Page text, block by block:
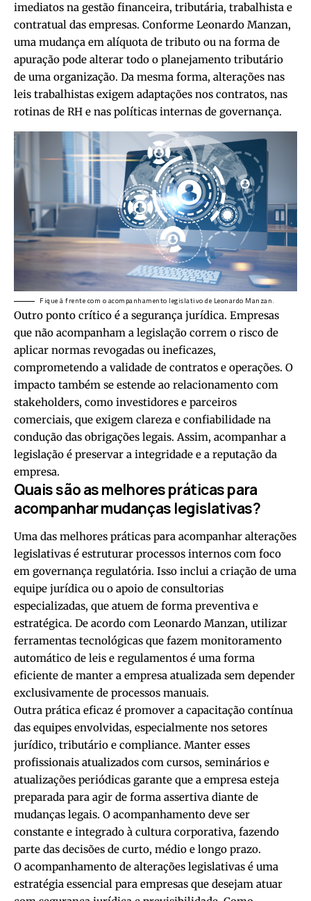
imediatos na gestão financeira, tributária, trabalhista e
contratual das empresas. Conforme Leonardo Manzan,
uma mudança em alíquota de tributo ou na forma de
apuração pode alterar todo o planejamento tributário
de uma organização. Da mesma forma, alterações nas
leis trabalhistas exigem adaptações nos contratos, nas
rotinas de RH e nas políticas internas de governança.
Fique à frente com o acompanhamento legislativo de Leonardo Manzan.
Outro ponto crítico é a segurança jurídica. Empresas
que não acompanham a legislação correm o risco de
aplicar normas revogadas ou ineficazes,
comprometendo a validade de contratos e operações. O
impacto também se estende ao relacionamento com
stakeholders, como investidores e parceiros
comerciais, que exigem clareza e confiabilidade na
condução das obrigações legais. Assim, acompanhar a
legislação é preservar a integridade e a reputação da
empresa.
Quais são as melhores práticas para
acompanhar mudanças legislativas?
Uma das melhores práticas para acompanhar alterações
legislativas é estruturar processos internos com foco
em governança regulatória. Isso inclui a criação de uma
equipe jurídica ou o apoio de consultorias
especializadas, que atuem de forma preventiva e
estratégica. De acordo com Leonardo Manzan, utilizar
ferramentas tecnológicas que fazem monitoramento
automático de leis e regulamentos é uma forma
eficiente de manter a empresa atualizada sem depender
exclusivamente de processos manuais.
Outra prática eficaz é promover a capacitação contínua
das equipes envolvidas, especialmente nos setores
jurídico, tributário e compliance. Manter esses
profissionais atualizados com cursos, seminários e
atualizações periódicas garante que a empresa esteja
preparada para agir de forma assertiva diante de
mudanças legais. O acompanhamento deve ser
constante e integrado à cultura corporativa, fazendo
parte das decisões de curto, médio e longo prazo.
O acompanhamento de alterações legislativas é uma
estratégia essencial para empresas que desejam atuar